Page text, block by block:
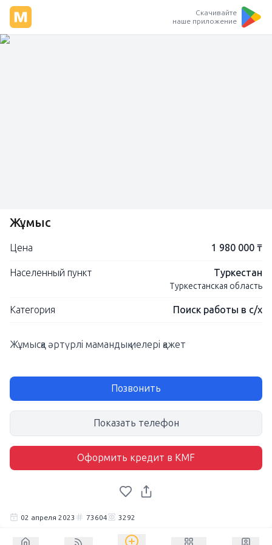
Скачивайте
наше приложение
Жұмыс
Цена 1 980 000 ₸
Населенный пункт Туркестан
Туркестанская область
Категория Поиск работы в с/х
Жұмысқа әртүрлі мамандық иелері қажет
Позвонить
Показать телефон
Оформить кредит в KMF
02 апреля 2023 73604 3292